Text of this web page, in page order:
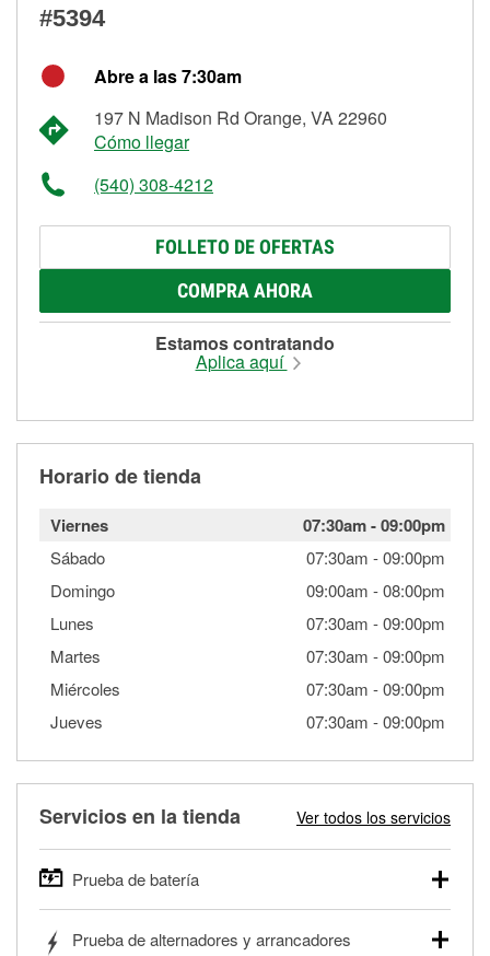
#5394
Abre a las 7:30am
197 N Madison Rd Orange, VA 22960
Cómo llegar
(540) 308-4212
FOLLETO DE OFERTAS
COMPRA AHORA
Estamos contratando
Aplica aquí
Horario de tienda
Viernes 07:30am-09:00pm
Sábado 07:30am -09:00pm
Domingo
09:00am -08:00pm
Lunes
07:30am -09:00pm
Martes
07:30am -09:00pm
Miércoles
07:30am -09:00pm
Jueves
07:30am -09:00pm
Servicios en la tienda Ver todos los servicios
Prueba de batería
autos, camionetas, SUVs, vehículos comerciales y
Prueba de alternadores y arrancadores